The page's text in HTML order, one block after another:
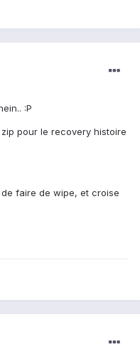
:P
pour le recovery histoire
faire de wipe, et croise